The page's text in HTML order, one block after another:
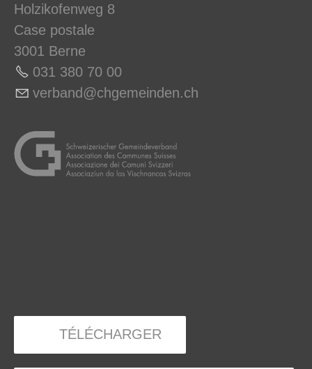
Holzikofenweg 8
Case postale
3001 Berne
031 380 70 00
v rb nd chg m nd n ch
TÉLÉCHARGER